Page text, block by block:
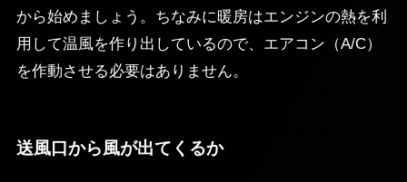
から始めましょう。ちなみに暖房はエンジンの熱を利
用して温風を作り出しているので、エアコン（A/C）
を作動させる必要はありません。
送風口から風が出てくるか